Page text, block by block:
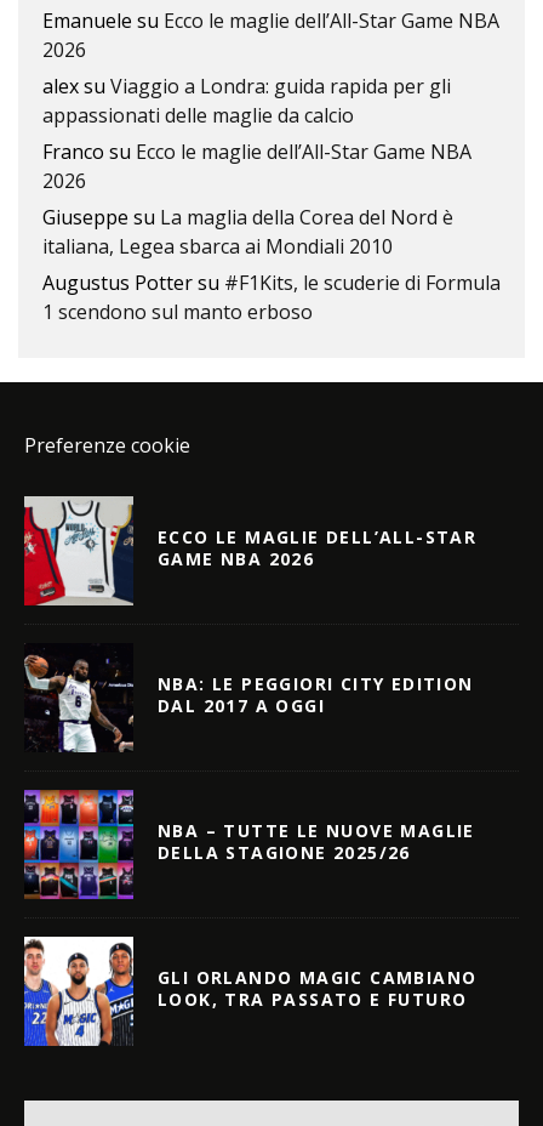
Emanuele su Ecco le maglie dell’All-Star Game NBA
2026
alexsu Viaggio a Londra: guida rapida per gli
appassionati delle maglie da calcio
Franco su Ecco le maglie dell’All-Star Game NBA
2026
Giuseppe su La maglia della Corea del Nord è
italiana, Legea sbarca ai Mondiali 2010
Augustus Pottersu #F1Kits, le scuderie di Formula
1 scendono sul manto erboso
Preferenze cookie
ECCO LE MAGLIE DELL’ALL-STAR
GAME NBA 2026
NBA: LE PEGGIORI CITY EDITION
DAL 2017 A OGGI
NBA – TUTTE LE NUOVE MAGLIE
DELLA STAGIONE 2025/26
GLI ORLANDO MAGIC CAMBIANO
LOOK, TRA PASSATO E FUTURO